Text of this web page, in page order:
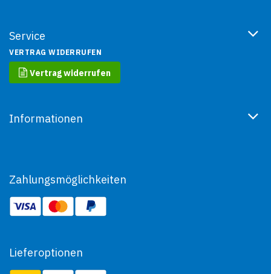
Service
VERTRAG WIDERRUFEN
Vertrag widerrufen
Informationen
Zahlungsmöglichkeiten
Lieferoptionen